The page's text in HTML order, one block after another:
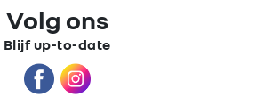
Carrosserie
Wie zijn we?
Volg ons
Blijf up-to-date